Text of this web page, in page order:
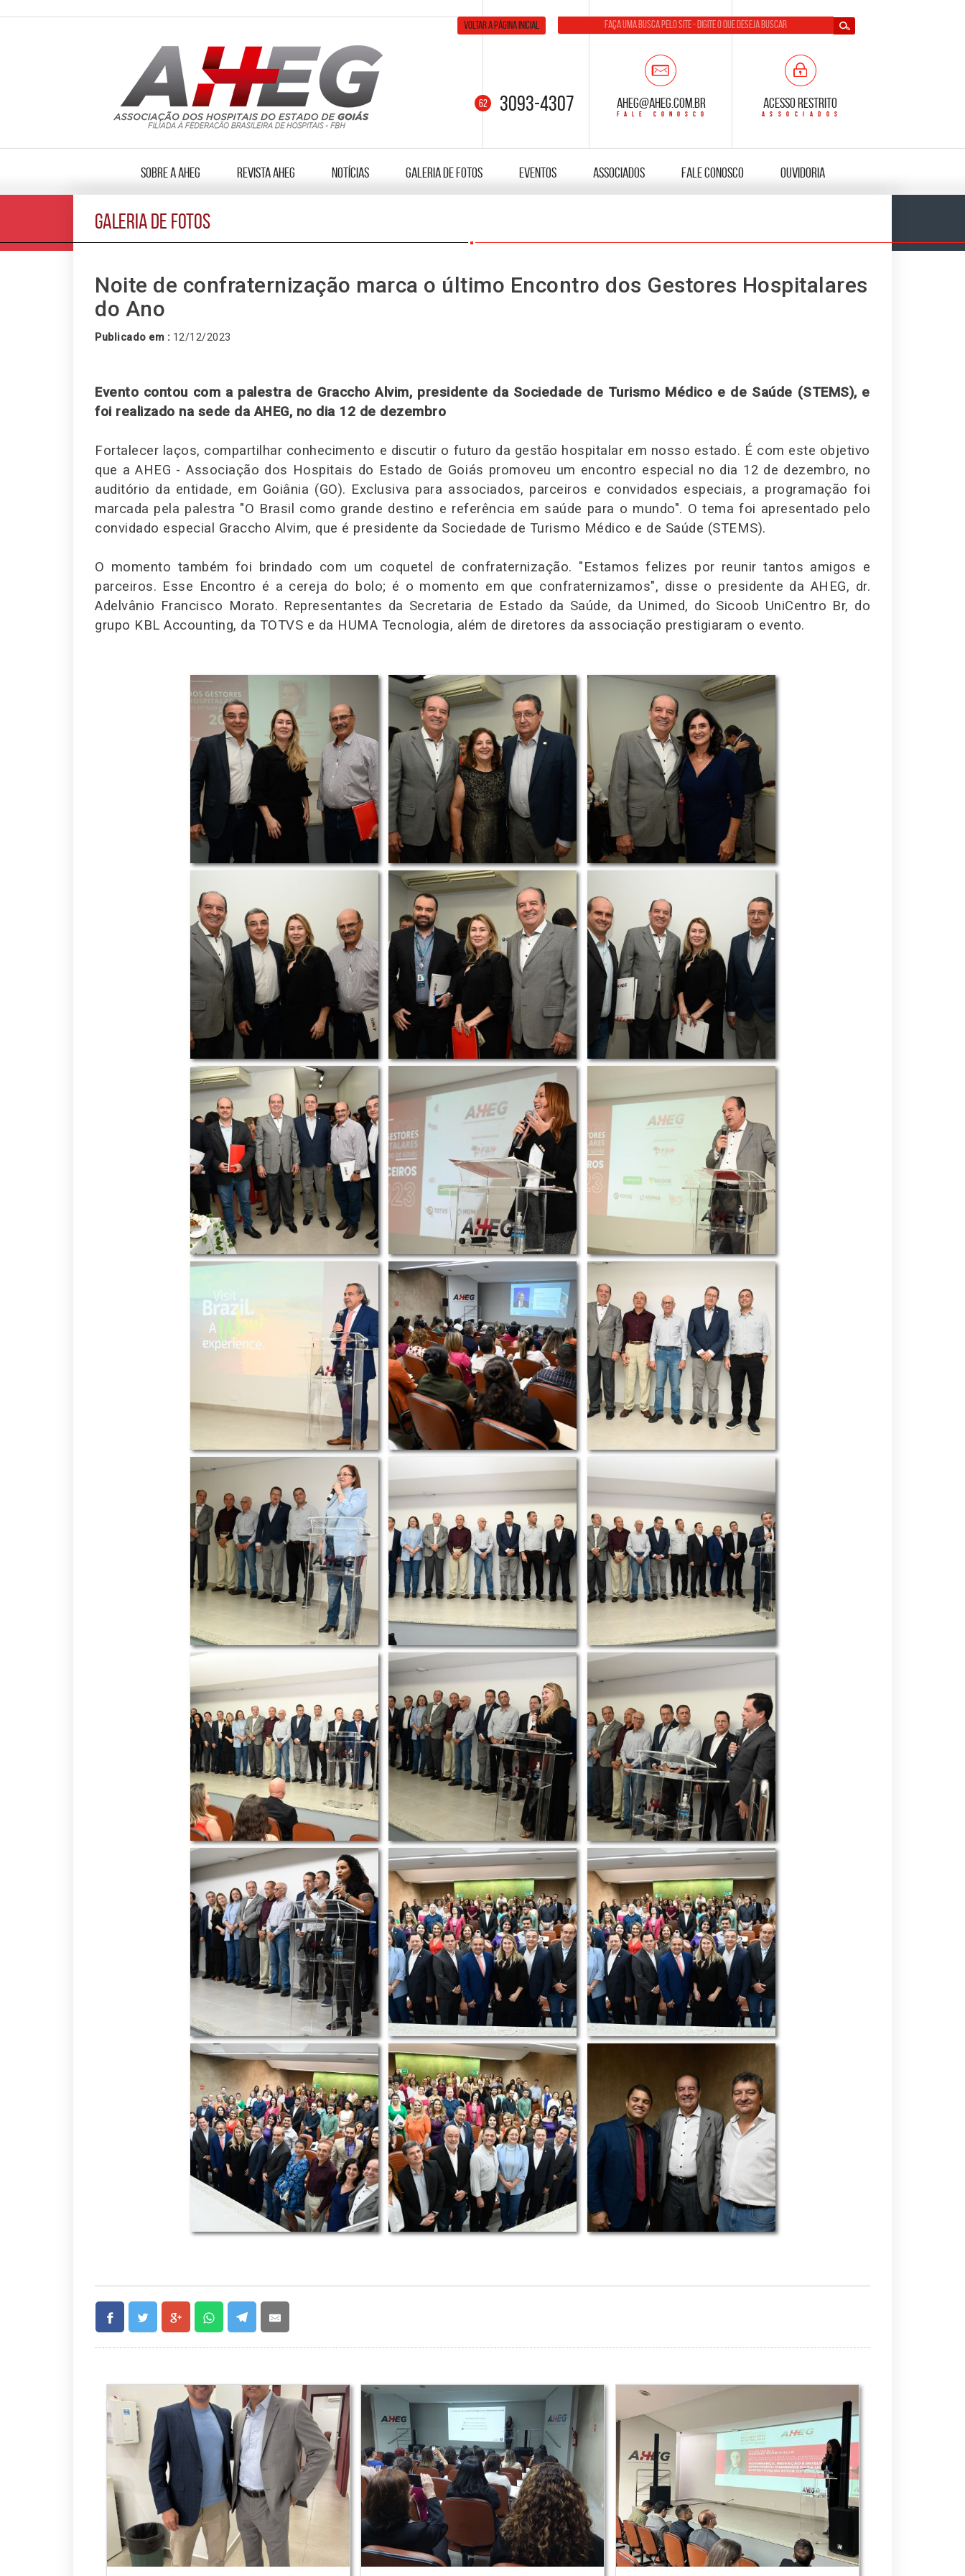
Voltar a página inicial
3093-4307 aheg@aheg.com.br Acesso Restrito
Sobre a AHEG Revista AHEG Notícias Galeria de fotos Eventos Associados Fale Conosco Ouvidoria
GALERIA DE FOTOS
Noite de confraternização marca o último Encontro dos Gestores Hospitalares
do Ano
Publicado em : 12/12/2023
Evento contou com a palestra de Graccho Alvim, presidente da Sociedade de Turismo Médico e de Saúde (STEMS), e
foi realizado na sede da AHEG, no dia 12 de dezembro
Fortalecer laços, compartilhar conhecimento e discutir o futuro da gestão hospitalar em nosso estado. É com este objetivo
que a AHEG - Associação dos Hospitais do Estado de Goiás promoveu um encontro especial no dia 12 de dezembro, no
auditório da entidade, em Goiânia (GO). Exclusiva para associados, parceiros e convidados especiais, a programação foi
marcada pela palestra "O Brasil como grande destino e referência em saúde para o mundo". O tema foi apresentado pelo
convidado especial Graccho Alvim, que é presidente da Sociedade de Turismo Médico e de Saúde (STEMS).
O momento também foi brindado com um coquetel de confraternização. "Estamos felizes por reunir tantos amigos e
parceiros. Esse Encontro é a cereja do bolo; é o momento em que confraternizamos", disse o presidente da AHEG, dr.
Adelvânio Francisco Morato. Representantes da Secretaria de Estado da Saúde, da Unimed, do Sicoob UniCentro Br, do
grupo KBL Accounting, da TOTVS e da HUMA Tecnologia, além de diretores da associação prestigiaram o evento.